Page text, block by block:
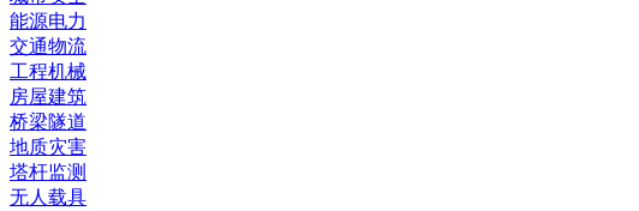
能源电力
交通物流
工程机械
房屋建筑
桥梁隧道
地质灾害
塔杆监测
无人载具